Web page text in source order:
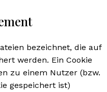
bezeichnet, die auf
werden. Ein Cookie
zu einem Nutzer (bzw.
gespeichert ist)